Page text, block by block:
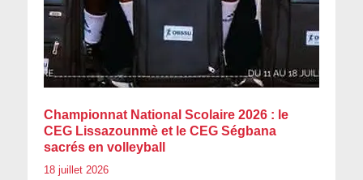
Championnat National Scolaire 2026 : le
CEG Lissazounmè et le CEG Ségbana
sacrés en volleyball
18 juillet 2026